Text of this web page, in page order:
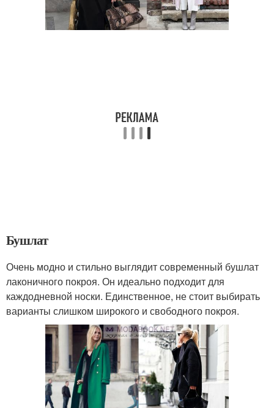
Бушлат
Очень модно и стильно выглядит современный бушлат
лаконичного покроя. Он идеально подходит для
каждодневной носки. Единственное, не стоит выбирать
варианты слишком широкого и свободного покроя.